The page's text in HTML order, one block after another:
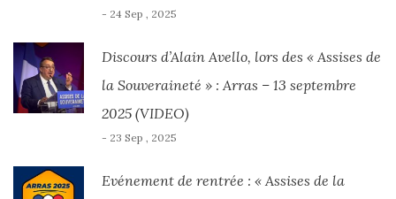
- 24 Sep , 2025
Discours d’Alain Avello, lors des « Assises de
la Souveraineté » : Arras – 13 septembre
2025 (VIDEO)
- 23 Sep , 2025
Evénement de rentrée : « Assises de la